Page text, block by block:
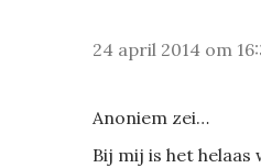
24 april 2014 om
Anoniem zei…
Bij mij is het helaas